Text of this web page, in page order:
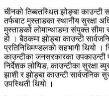
चीनको तिब्बतस्थित झोङ्बा काउन्टी
तर्फबाट मुस्ताङका स्थानीय सुरक्षा
मुस्ताङको लोमान्थाङमा संयुक्त सीमा
हो । बैठकमा झोङ्बा काउन्टी
प्रतिनिधिमण्डलको सहभागी थियो ।
काउन्टीका जनसरकारका उपकाउन्टी
निर्देशक लोयिङ, काउन्टीका सुरक्षा
झाशी र झोङ्बा काउन्टी सार्वजनिक
उपस्थिती थियो ।